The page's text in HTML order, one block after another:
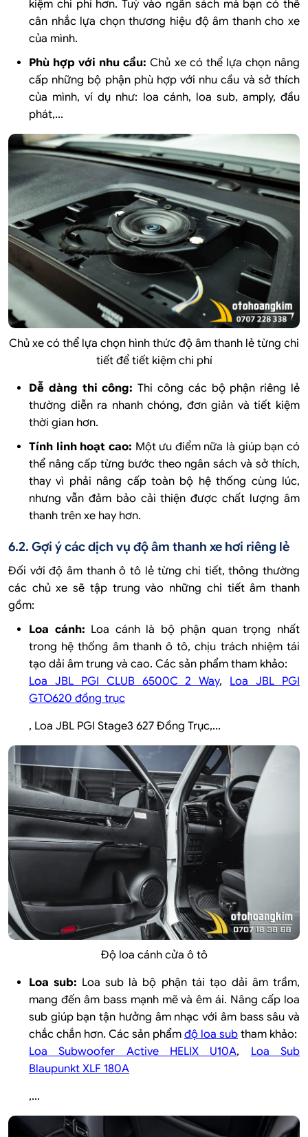
kiệm chi phí hơn. Tuỳ vào ngân sách mà bạn có thể
cân nhắc lựa chọn thương hiệu độ âm thanh cho xe
của mình.
Phù hợp với nhu cầu:Chủ xe có thể lựa chọn nâng
cấp những bộ phận phù hợp với nhu cầu và sở thích
của mình, ví dụ như: loa cánh, loa sub, amply, đầu
phát,...
Chủ xe có thể lựa chọn hình thức độ âm thanh lẻ từng chi
tiết để tiết kiệm chi phí
Dễ dàng thi công:Thi công các bộ phận riêng lẻ
thường diễn ra nhanh chóng, đơn giản và tiết kiệm
thời gian hơn.
Tính linh hoạt cao: Một ưu điểm nữa là giúp bạn có
thể nâng cấp từng bước theo ngân sách và sở thích,
thay vì phải nâng cấp toàn bộ hệ thống cùng lúc,
nhưng vẫn đảm bảo cải thiện được chất lượng âm
thanh trên xe hay hơn.
6.2. Gợi ý các dịch vụ độ âm thanh xe hơi riêng lẻ
Đối với độ âm thanh ô tô lẻ từng chi tiết, thông thường
các chủ xe sẽ tập trung vào những chi tiết âm thanh
gồm:
Loa cánh: Loa cánh là bộ phận quan trọng nhất
trong hệ thống âm thanh ô tô, chịu trách nhiệm tái
tạo dải âm trung và cao. Các sản phẩm tham khảo:
Loa JBL PGI CLUB 6500C 2 Way, Loa JBL PGI
GTO620 đồng trục
, Loa JBL PGI Stage3 627 Đồng Trục,...
Độ loa cánh cửa ô tô
Loa sub: Loa sub là bộ phận tái tạo dải âm trầm,
mang đến âm bass mạnh mẽ và êm ái. Nâng cấp loa
sub giúp bạn tận hưởng âm nhạc với âm bass sâu và
chắc chắn hơn. Các sản phẩm độ loa sub tham khảo:
Loa Subwoofer Active HELIX U10A, Loa Sub
Blaupunkt XLF 180A
,...